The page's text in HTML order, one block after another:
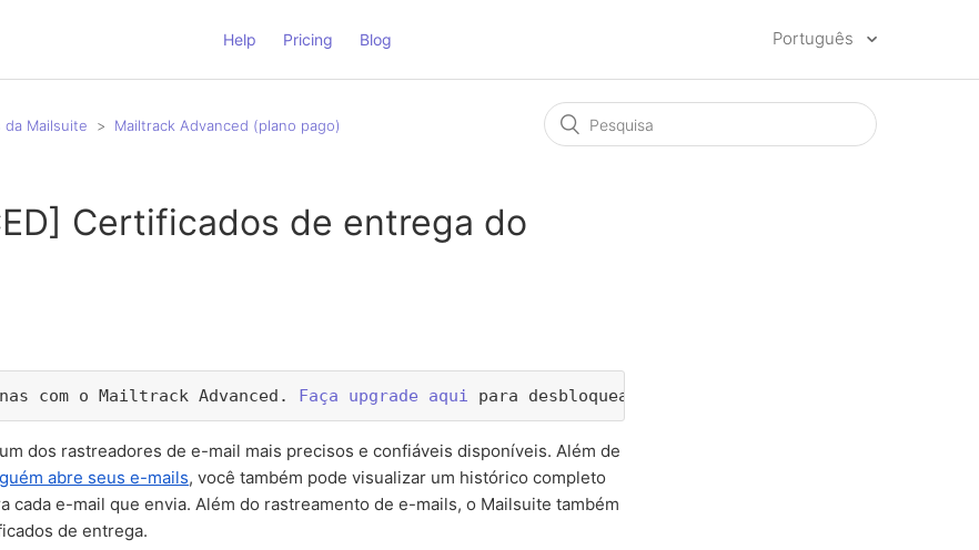
Help Pricing Blog Português
da Mailsuite Mailtrack Advanced (plano pago)
Certificados de entrega do
com o Mailtrack Advanced. Faça upgrade aqui para desbloquear esta função.
dos rastreadores de e-mail mais precisos e confiáveis disponíveis. Além de
abre seus e-mails, você também pode visualizar um histórico completo
cada e-mail que envia. Além do rastreamento de e-mails, o Mailsuite também
de entrega.